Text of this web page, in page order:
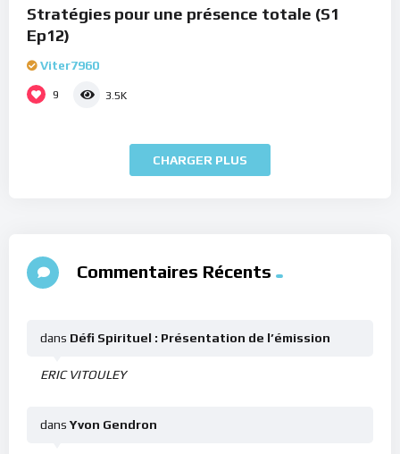
Stratégies pour une présence totale (S1
Ep12)
Viter7960
9 3.5K
CHARGER PLUS
Commentaires Récents
ERIC VITOULEY
dans Défi Spirituel : Présentation de l’émission
dans Yvon Gendron